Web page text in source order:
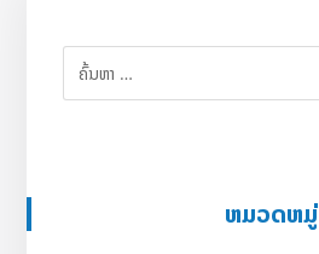
ຫມວດຫມູ່